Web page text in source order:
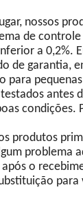
nossos
de
a 0,2%.
de garantia,
para
antes
condições.
produtos
problema
o
para